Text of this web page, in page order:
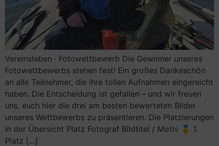
Vereinsleben · Fotowettbewerb Die Gewinner unseres
Fotowettbewerbs stehen fest! Ein großes Dankeschön
an alle Teilnehmer, die ihre tollen Aufnahmen eingereicht
haben. Die Entscheidung ist gefallen – und wir freuen
uns, euch hier die drei am besten bewerteten Bilder
unseres Wettbewerbs zu präsentieren. Die Platzierungen
in der Übersicht Platz Fotograf Bildtitel / Motiv 🥇 1.
Platz […]